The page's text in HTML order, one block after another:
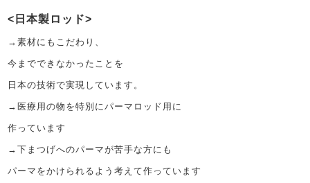
日本製ロッド
→素材にもこだわり、
今までできなかったことを
日本の技術で実現しています。
→医療用の物を特別にパーマロッド用に
作っています
→下まつげへのパーマが苦手な方にも
パーマをかけられるよう考えて作っています